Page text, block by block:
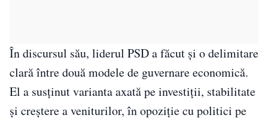
În discursul său, liderul PSD a făcut și o delimitare
clară între două modele de guvernare economică.
El a susținut varianta axată pe investiții, stabilitate
și creștere a veniturilor, în opoziție cu politici pe